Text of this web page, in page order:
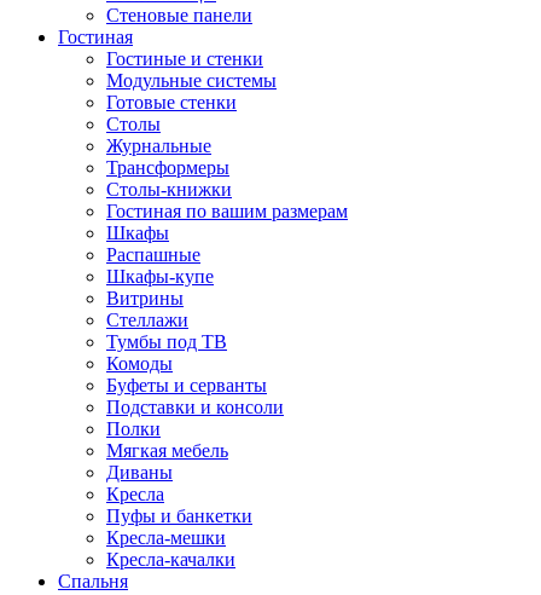
Стеновые панели
Гостиная
Гостиные и стенки
Модульные системы
Готовые стенки
Столы
Журнальные
Трансформеры
Столы-книжки
Гостиная по вашим размерам
Шкафы
Распашные
Шкафы-купе
Витрины
Стеллажи
Тумбы под ТВ
Комоды
Буфеты и серванты
Подставки и консоли
Полки
Мягкая мебель
Диваны
Кресла
Пуфы и банкетки
Кресла-мешки
Кресла-качалки
Спальня